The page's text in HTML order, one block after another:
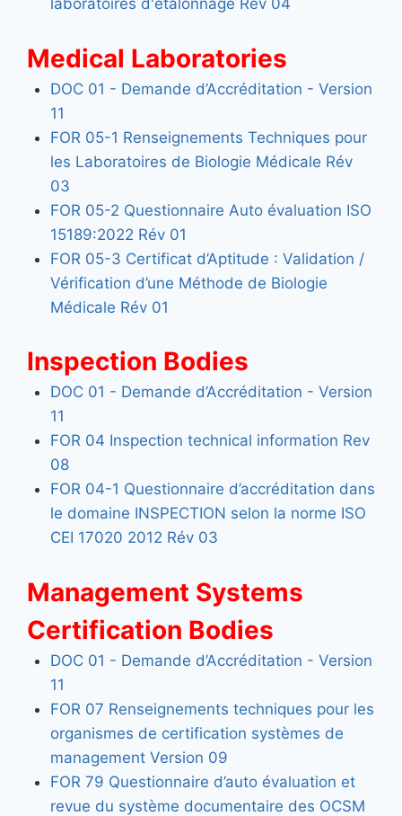
laboratoires d'étalonnage Rév 04
Medical Laboratories
DOC 01 - Demande d’Accréditation - Version
11
FOR 05-1 Renseignements Techniques pour
les Laboratoires de Biologie Médicale Rév
03
FOR 05-2 Questionnaire Auto évaluation ISO
15189:2022 Rév 01
FOR 05-3 Certificat d’Aptitude : Validation /
Vérification d’une Méthode de Biologie
Médicale Rév 01
Inspection Bodies
DOC 01 - Demande d’Accréditation - Version
11
FOR 04 Inspection technical information Rev
08
FOR 04-1 Questionnaire d’accréditation dans
le domaine INSPECTION selon la norme ISO
CEI 17020 2012 Rév 03
Management Systems
Certification Bodies
DOC 01 - Demande d’Accréditation - Version
11
FOR 07 Renseignements techniques pour les
organismes de certification systèmes de
management Version 09
FOR 79 Questionnaire d’auto évaluation et
revue du système documentaire des OCSM